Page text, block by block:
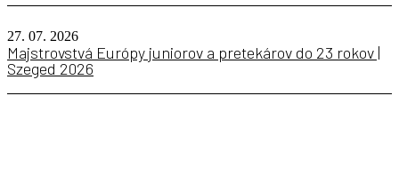
27. 07. 2026
Majstrovstvá Európy juniorov a pretekárov do 23 rokov |
Szeged 2026